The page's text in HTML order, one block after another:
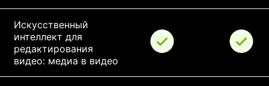
Искусственный
интеллект для
редактирования
видео: медиа в видео